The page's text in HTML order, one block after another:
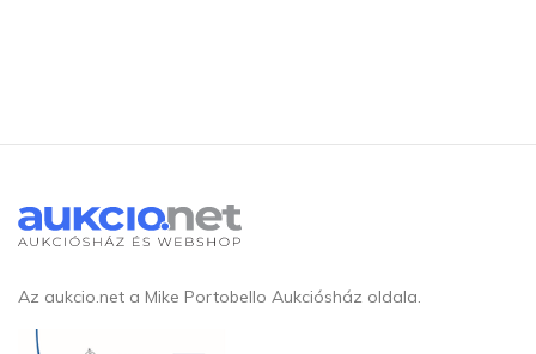
Az aukcio.net a Mike Portobello Aukciósház oldala.